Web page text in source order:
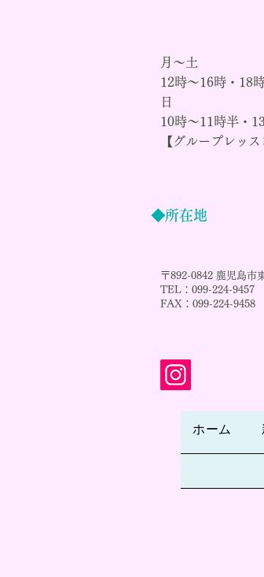
月～土
12時～16時・18
日
​10時～11時半・
【グループレッス
◆所在地
〒892-0842 鹿児島市
TEL：099-224-9457
FAX：099-224-9458
ホーム